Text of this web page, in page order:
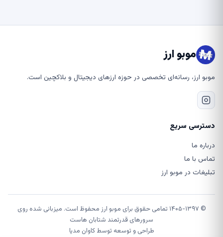
موبو ارز
موبو ارز، رسانه‌ای تخصصی در حوزه ارزهای دیجیتال و بلاکچین است.
دسترسی سریع
درباره ما
تماس با ما
تبلیغات در موبو ارز
© ۱۴۰۵-۱۳۹۷ تمامی حقوق برای موبو ارز محفوظ است. میزبانی شده روی
سرورهای قدرتمند شتابان هاست
طراحی و توسعه توسطکاوان مدیا